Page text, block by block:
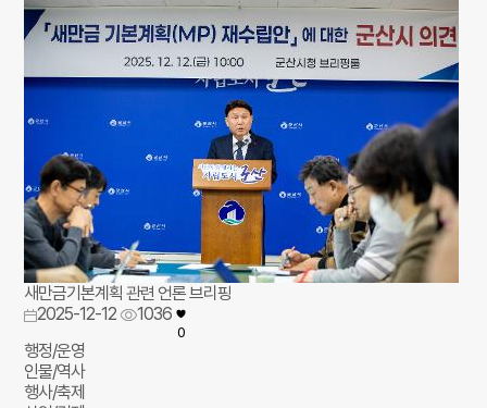
새만금기본계획 관련 언론 브리핑
2025-12-12
1036
0
행정/운영
인물/역사
행사/축제